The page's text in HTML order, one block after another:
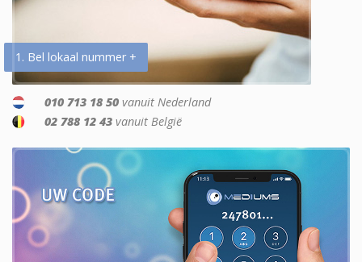
1. Bel lokaal nummer +
010 713 18 50 vanuit Nederland
02 788 12 43 vanuit België